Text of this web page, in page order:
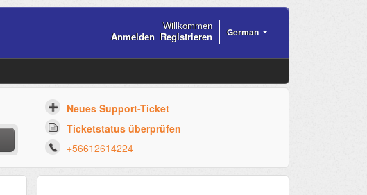
German
Willkommen
Anmelden Registrieren
Neues Support-Ticket
Ticketstatus überprüfen
+56612614224